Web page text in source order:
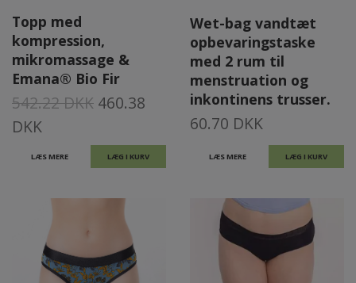
Topp med
kompression,
mikromassage &
Emana® Bio Fir
542.22 DKK 460.38
DKK
LÆS MERE LÆG I KURV
Wet-bag vandtæt
opbevaringstaske
med 2 rum til
menstruation og
inkontinens trusser.
60.70 DKK
LÆS MERE LÆG I KURV